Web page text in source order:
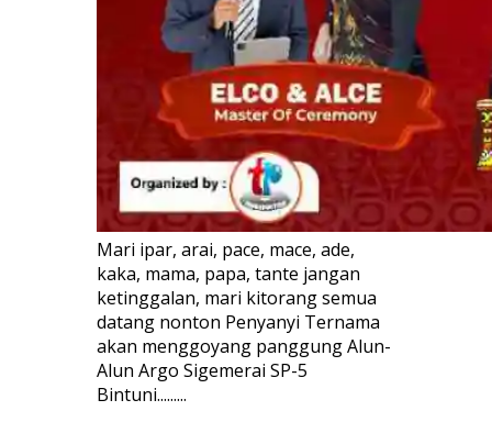
Mari ipar, arai, pace, mace, ade,
kaka, mama, papa, tante jangan
ketinggalan, mari kitorang semua
datang nonton Penyanyi Ternama
akan menggoyang panggung Alun-
Alun Argo Sigemerai SP-5
Bintuni.........